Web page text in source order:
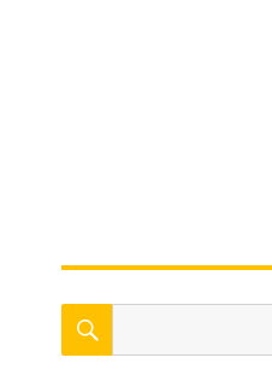
חיפוש